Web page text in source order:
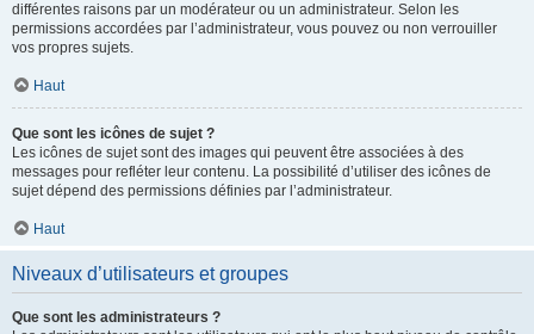
différentes raisons par un modérateur ou un administrateur. Selon les
permissions accordées par l’administrateur, vous pouvez ou non verrouiller
vos propres sujets.
Haut
Que sont les icônes de sujet ?
Les icônes de sujet sont des images qui peuvent être associées à des
messages pour refléter leur contenu. La possibilité d’utiliser des icônes de
sujet dépend des permissions définies par l’administrateur.
Haut
Niveaux d’utilisateurs et groupes
Que sont les administrateurs ?